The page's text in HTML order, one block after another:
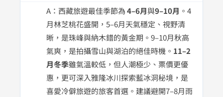
A：西藏旅遊最佳季節為4–6月與9–10月 。4
月林芝桃花盛開，5–6月天氣穩定、視野清
晰，是珠峰與納木錯的黃金期。9–10月秋高
氣爽，是拍攝雪山與湖泊的絕佳時機。 11–2
月冬季雖氣溫較低，但人潮極少、票價更優
惠，更可深入雅隆冰川探索藍冰洞秘境，是
喜愛冷僻旅遊的旅客首選。建議避開7–8月雨